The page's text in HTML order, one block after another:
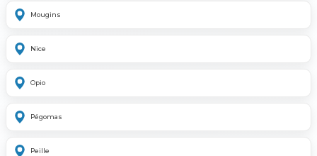
Mougins
Nice
Opio
Pégomas
Peille